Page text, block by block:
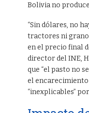
Bolivia no
“Sin dólares, no
tractores ni
en el precio final
director del INE,
que “el pasto no
el
“inexplicables”